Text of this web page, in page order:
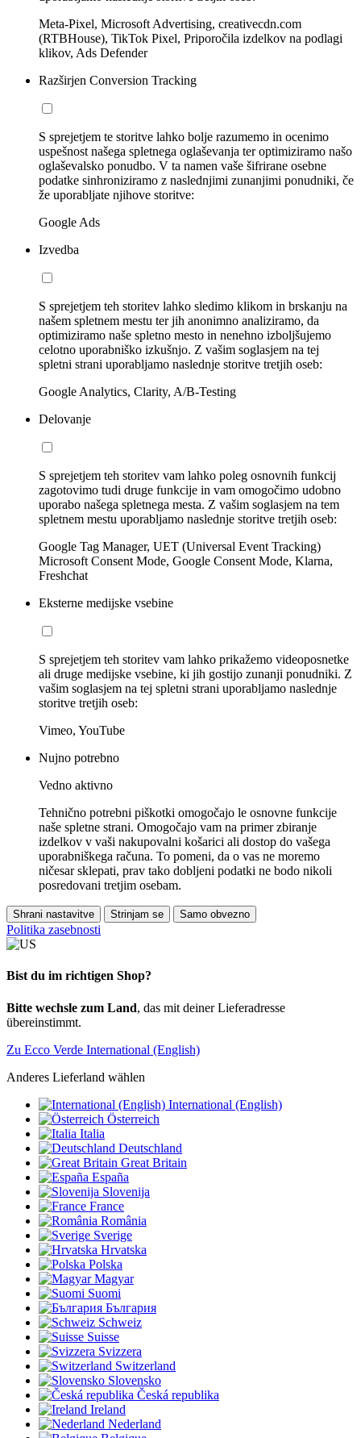
Meta-Pixel, Microsoft Advertising, creativecdn.com
(RTBHouse), TikTok Pixel, Priporočila izdelkov na podlagi
klikov, Ads Defender
Razširjen Conversion Tracking
S sprejetjem te storitve lahko bolje razumemo in ocenimo
uspešnost našega spletnega oglaševanja ter optimiziramo našo
oglaševalsko ponudbo. V ta namen vaše šifrirane osebne
podatke sinhroniziramo z naslednjimi zunanjimi ponudniki, če
že uporabljate njihove storitve:
Google Ads
Izvedba
S sprejetjem teh storitev lahko sledimo klikom in brskanju na
našem spletnem mestu ter jih anonimno analiziramo, da
optimiziramo naše spletno mesto in nenehno izboljšujemo
celotno uporabniško izkušnjo. Z vašim soglasjem na tej
spletni strani uporabljamo naslednje storitve tretjih oseb:
Google Analytics, Clarity, A/B-Testing
Delovanje
S sprejetjem teh storitev vam lahko poleg osnovnih funkcij
zagotovimo tudi druge funkcije in vam omogočimo udobno
uporabo našega spletnega mesta. Z vašim soglasjem na tem
spletnem mestu uporabljamo naslednje storitve tretjih oseb:
Google Tag Manager, UET (Universal Event Tracking)
Microsoft Consent Mode, Google Consent Mode, Klarna,
Freshchat
Eksterne medijske vsebine
S sprejetjem teh storitev vam lahko prikažemo videoposnetke
ali druge medijske vsebine, ki jih gostijo zunanji ponudniki. Z
vašim soglasjem na tej spletni strani uporabljamo naslednje
storitve tretjih oseb:
Vimeo, YouTube
Nujno potrebno
Vedno aktivno
Tehnično potrebni piškotki omogočajo le osnovne funkcije
naše spletne strani. Omogočajo vam na primer zbiranje
izdelkov v vaši nakupovalni košarici ali dostop do vašega
uporabniškega računa. To pomeni, da o vas ne moremo
ničesar sklepati, prav tako dobljeni podatki ne bodo nikoli
posredovani tretjim osebam.
Shrani nastavitve Strinjam se Samo obvezno
Politika zasebnosti
Bist du im richtigen Shop?
Bitte wechsle zum Land, das mit deiner Lieferadresse
übereinstimmt.
Zu Ecco Verde International (English)
Anderes Lieferland wählen
International (English)
Österreich
Italia
Deutschland
Great Britain
España
Slovenija
France
România
Sverige
Hrvatska
Polska
Magyar
Suomi
България
Schweiz
Suisse
Svizzera
Switzerland
Slovensko
Česká republika
Ireland
Nederland